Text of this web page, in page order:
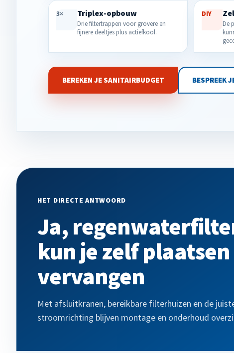
3× Triplex-opbouw
Drie filtertrappen voor grovere en
fijnere deeltjes plus actiefkool.
DIY
De
BEREKEN JE SANITAIRBUDGET BESPREEK
HET DIRECTE ANTWOORD
Ja,
kun je zelf plaatsen
vervangen
Met afsluitkranen, bereikbare filterhuizen en de
stroomrichting blijven montage en onderhoud